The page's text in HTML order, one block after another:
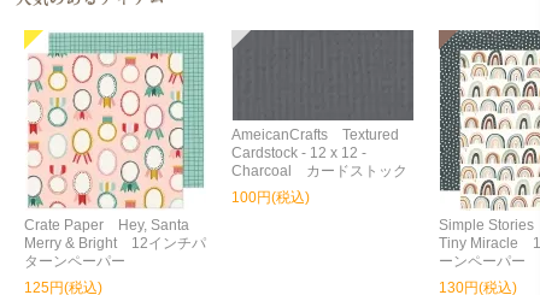
Crate Paper Hey, Santa
Merry & Bright 12インチパ
ターンペーパー
125円(税込)
AmeicanCrafts Textured
Cardstock - 12 x 12 -
Charcoal カードストック
100円(税込)
Simple
Tiny Miracle
ーンペーパー
130円(税込)